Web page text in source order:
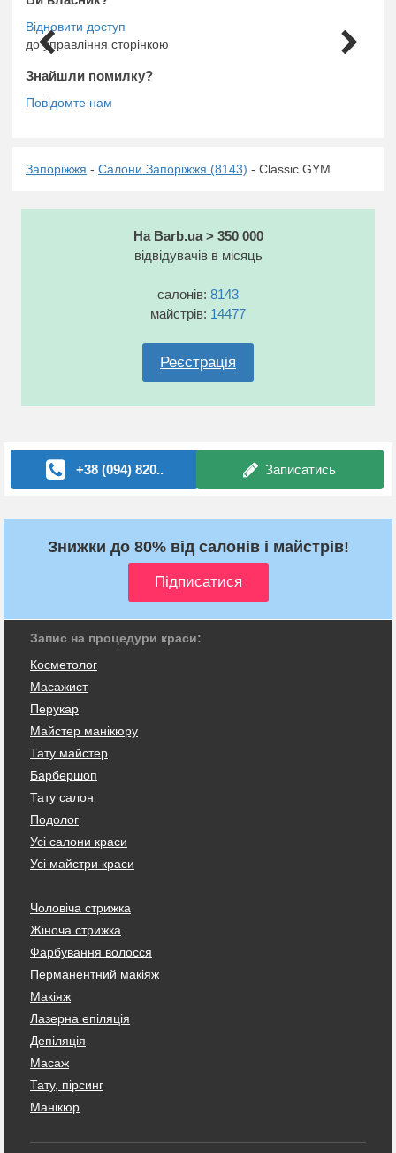
до управління сторінкою
Знайшли помилку?
Запоріжжя - Салони Запоріжжя (8143) - Classic GYM
На Barb.ua > 350 000
відвідувачів в місяць
салонів: 8143
майстрів: 14477
Реєстрація
+38 (094) 820.. Записатись
Знижки до 80% від салонів і майстрів!
Запис на процедури краси:
Косметолог
Масажист
Перукар
Майстер манікюру
Тату майстер
Барбершоп
Тату салон
Подолог
Усі салони краси
Усі майстри краси
Чоловіча стрижка
Жіноча стрижка
Фарбування волосся
Перманентний макіяж
Макіяж
Лазерна епіляція
Депіляція
Масаж
Тату, пірсинг
Манікюр